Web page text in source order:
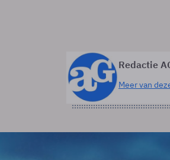
Redactie
Meer van